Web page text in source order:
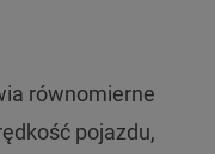
równomierne
pojazdu,